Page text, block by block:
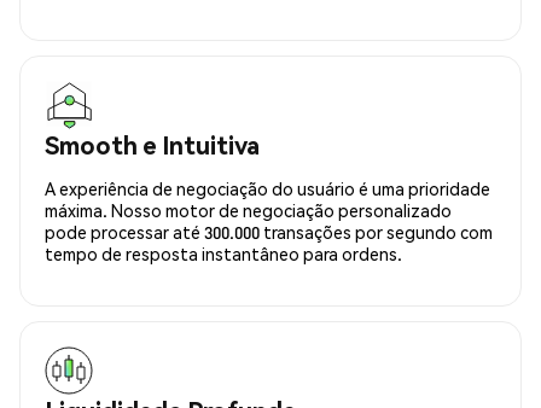
Smooth e Intuitiva
A experiência de negociação do usuário é uma prioridade
máxima. Nosso motor de negociação personalizado
pode processar até 300.000 transações por segundo com
tempo de resposta instantâneo para ordens.